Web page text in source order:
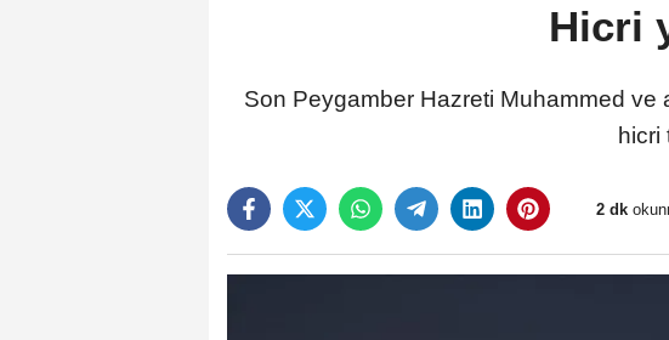
Hicri
Son Peygamber Hazreti Muhammed ve
hicri
2 dk